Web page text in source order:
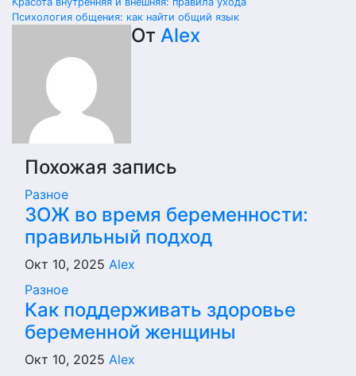
Навигация
записям
Психология общения: как найти общий язык
От Alex
Похожая запись
Разное
ЗОЖ во время беременности:
правильный подход
Окт 10, 2025 Alex
Разное
Как поддерживать здоровье
беременной женщины
Окт 10, 2025 Alex